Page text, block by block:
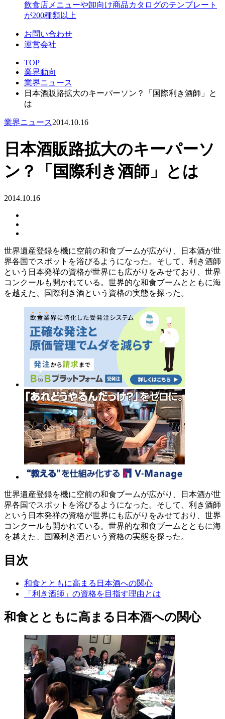
飲食店メニューや卸向け商品カタログのテンプレート
が200種類以上
お問い合わせ
運営会社
TOP
業界動向
業界ニュース
日本酒販路拡大のキーパーソン？「国際利き酒師」と
は
業界ニュース2014.10.16
日本酒販路拡大のキーパーソ
ン？「国際利き酒師」とは
2014.10.16
世界遺産登録を機に空前の和食ブームが広がり、日本酒が世
界各国でスポットを浴びるようになった。そして、利き酒師
という日本発祥の資格が世界にも広がりをみせており、世界
コンクールも開かれている。世界的な和食ブームとともに海
を越えた、国際利き酒という資格の実態を探った。
世界遺産登録を機に空前の和食ブームが広がり、日本酒が世
界各国でスポットを浴びるようになった。そして、利き酒師
という日本発祥の資格が世界にも広がりをみせており、世界
コンクールも開かれている。世界的な和食ブームとともに海
を越えた、国際利き酒という資格の実態を探った。
目次
和食とともに高まる日本酒への関心
「利き酒師」の資格を目指す理由とは
和食とともに高まる日本酒への関心